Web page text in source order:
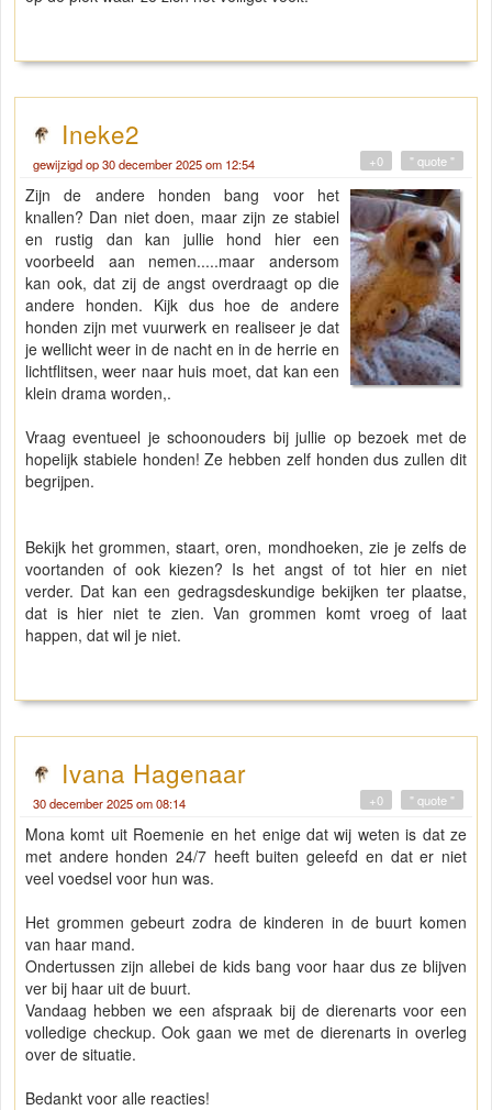
Ineke2
gewijzigd op 30 december 2025 om 12:54 " quote "
+0
Zijn de andere honden bang voor het
knallen? Dan niet doen, maar zijn ze stabiel
en rustig dan kan jullie hond hier een
voorbeeld aan nemen.....maar andersom
kan ook, dat zij de angst overdraagt op die
andere honden. Kijk dus hoe de andere
honden zijn met vuurwerk en realiseer je dat
je wellicht weer in de nacht en in de herrie en
lichtflitsen, weer naar huis moet, dat kan een
klein drama worden,.
Vraag eventueel je schoonouders bij jullie op bezoek met de
hopelijk stabiele honden! Ze hebben zelf honden dus zullen dit
begrijpen.
Bekijk het grommen, staart, oren, mondhoeken, zie je zelfs de
voortanden of ook kiezen? Is het angst of tot hier en niet
verder. Dat kan een gedragsdeskundige bekijken ter plaatse,
dat is hier niet te zien. Van grommen komt vroeg of laat
happen, dat wil je niet.
Ivana Hagenaar
30 december 2025 om 08:14 " quote "
+0
Mona komt uit Roemenie en het enige dat wij weten is dat ze
met andere honden 24/7 heeft buiten geleefd en dat er niet
veel voedsel voor hun was.
Het grommen gebeurt zodra de kinderen in de buurt komen
van haar mand.
Ondertussen zijn allebei de kids bang voor haar dus ze blijven
ver bij haar uit de buurt.
Vandaag hebben we een afspraak bij de dierenarts voor een
volledige checkup. Ook gaan we met de dierenarts in overleg
over de situatie.
Bedankt voor alle reacties!